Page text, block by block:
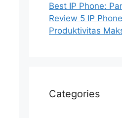
Best IP Phone:
Review 5 IP
Produktivitas
Categories